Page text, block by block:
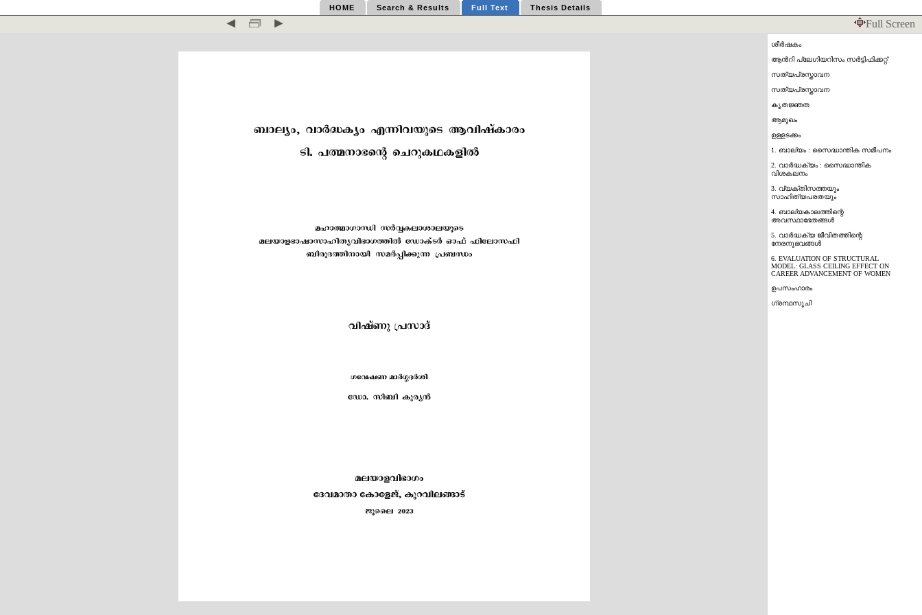
HOME Search & Results Full Text Thesis Details
Full Screen
ശീർഷകം
ആൻറി പ്ലേഗിയറിസം സർട്ടിഫിക്കറ്റ്
സത്യപ്രസ്താവന
സത്യപ്രസ്താവന
കൃതജ്ഞത
ആമുഖം
ഉള്ളടക്കം
1. ബാല്യം : സൈദ്ധാന്തിക സമീപനം
2. വാർദ്ധക്യം : സൈദ്ധാന്തിക
വിശകലനം
3. വ്യക്തിസത്തയും
സാഹിത്യപരതയും
4. ബാല്യകാലത്തിന്റെ
അവസ്ഥാഭേതങ്ങൾ
5. വാർദ്ധക്യ ജീവിതത്തിന്റെ
നേരനുഭവങ്ങൾ
6. EVALUATION OF STRUCTURAL
MODEL: GLASS CEILING EFFECT ON
CAREER ADVANCEMENT OF WOMEN
ഉപസംഹാരം
ഗ്രന്ഥസൂചി